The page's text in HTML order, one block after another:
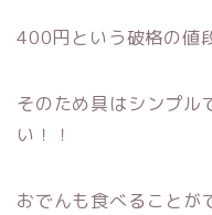
400円という破格の値
そのため具はシンプル
い！！
おでんも食べることが